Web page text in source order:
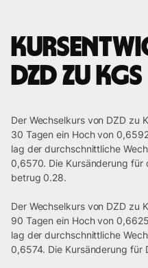
DZD zu KGS
Der Wechselkurs von DZD zu
30 Tagen ein Hoch von
lag der durchschnittliche
0,6570. Die Kursänderung für
betrug 0.28.
Der Wechselkurs von DZD zu
90 Tagen ein Hoch von
lag der durchschnittliche
0,6574. Die Kursänderung für